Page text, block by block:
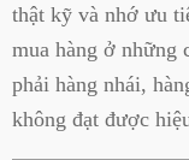
thật kỹ và nhớ ưu
mua hàng ở những
phải hàng nhái,
không đạt được